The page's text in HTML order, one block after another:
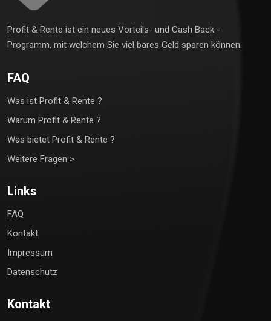
Profit & Rente ist ein neues Vorteils- und Cash Back -
Programm, mit welchem Sie viel bares Geld sparen können.
FAQ
Was ist Profit & Rente ?
Warum Profit & Rente ?
Was bietet Profit & Rente ?
Weitere Fragen >
Links
FAQ
Kontakt
Impressum
Datenschutz
Kontakt